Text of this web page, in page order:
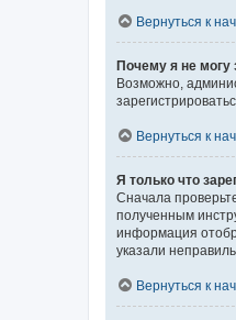
Вернуться к
Почему я не могу
Возможно,
Вернуться к
Я только что
Сначала
полученным
информация
указали
Вернуться к